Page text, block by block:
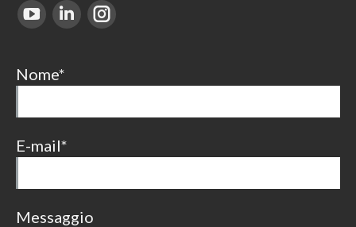
Find us on:
YouTube
opens
in
Linkedin
in
Instagram
in
Nome*
E-mail*
Messaggio